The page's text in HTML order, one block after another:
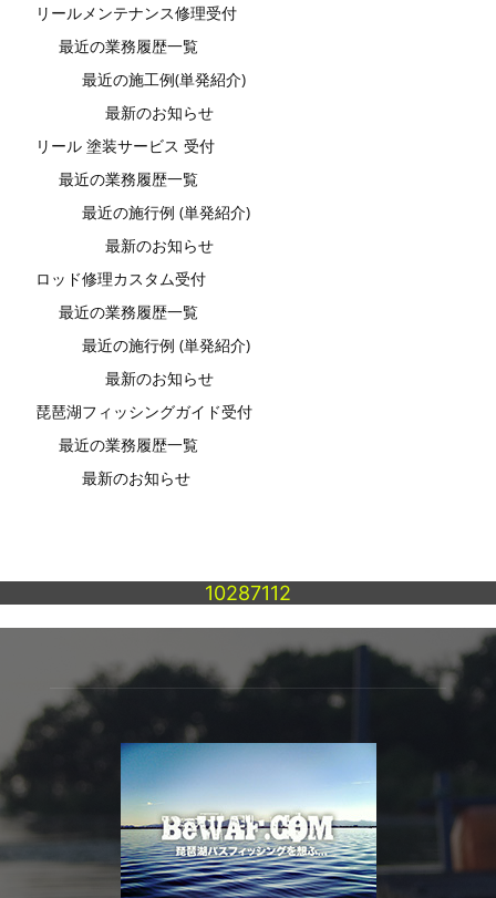
リールメンテナンス修理受付
最近の業務履歴一覧
最近の施工例(単発紹介)
最新のお知らせ
リール 塗装サービス 受付
最近の業務履歴一覧
最近の施行例 (単発紹介)
最新のお知らせ
ロッド修理カスタム受付
最近の業務履歴一覧
最近の施行例 (単発紹介)
最新のお知らせ
琵琶湖フィッシングガイド受付
最近の業務履歴一覧
最新のお知らせ
10287112